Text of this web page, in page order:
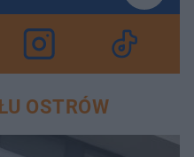
OSTRÓW